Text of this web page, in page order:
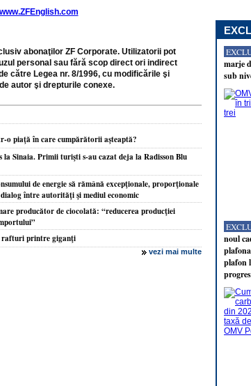
abonaţilor ZF Corporate. Utilizatorii pot
personal sau fără scop direct ori indirect
către Legea nr. 8/1996, cu modificările şi
autor şi drepturile conexe.
o piaţă în care cumpărătorii aşteaptă?
Sinaia. Primii turişti s-au cazat deja la Radisson Blu
de energie să rămână excepţionale, proporţionale
între autorităţi şi mediul economic
producător de ciocolată: “reducerea producţiei
rafturi printre giganţi
vezi mai multe
marje
sub
noul
plafon